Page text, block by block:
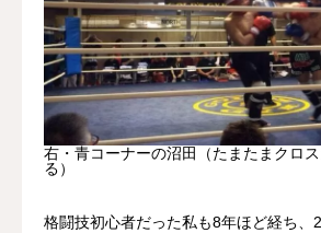
右・青コーナーの沼田（たまたまクロ
る）
格闘技初心者だった私も8年ほど経ち、